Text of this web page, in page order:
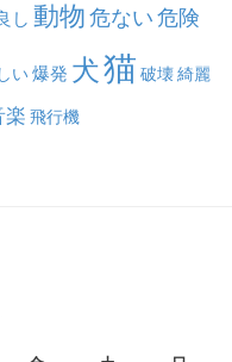
し 動物 危ない 危険
い爆発 犬猫 破壊綺麗
楽 飛行機